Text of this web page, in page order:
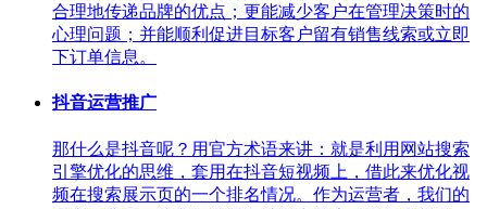
合理地传递品牌的优点；更能减少客户在管理决策时的
心理问题；并能顺利促进目标客户留有销售线索或立即
下订单信息。
抖音运营推广
那什么是抖音呢？用官方术语来讲：就是利用网站搜索
引擎优化的思维，套用在抖音短视频上，借此来优化视
频在搜索展示页的一个排名情况。作为运营者，我们的